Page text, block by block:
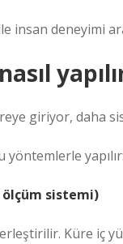
insan deneyimi
giriyor, daha
yapılır:
sistemi)
Küre iç